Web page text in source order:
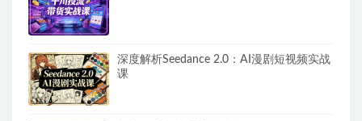
深度解析Seedance 2.0：AI漫剧短视频实战
课